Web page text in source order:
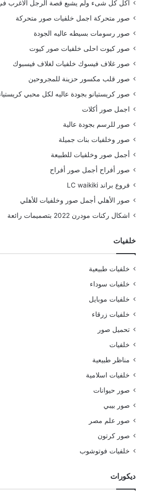
أكل كل شىء ولم يشبع قصة الرجل الاغرب فى
صور متحركة اجمل خلفيات صور متحركة
صور رسومات بسيطه عاليه الجودة
صور كيوت احلى خلفيات صور كيوت
صور غلاف فيسوك خلفيات لغلاف فيسبوك
صور قلب مكسور حزينة للمجروحين
صور كريستيانو بجودة عاليه لكل محبي
اجمل صور أكلات
صور للرسم بجودة عالية
صور وخلفيات بنات جميلة
أجمل صور وخلفيات للطبيعة
صور أفراح أجمل صور أفراح
فروع براند LC waikiki
صور الأهلي أجمل صور وخلفيات للأهلي
اشكال ركنات مودرن 2022 بتصميمات رائعة
خلفيات
خلفيات طبيعية
خلفيات سوداء
خلفيات موبايل
خلفيات زرقاء
تحميل صور
خلفيات
مناظر طبيعية
خلفيات اسلامية
صور حيوانات
صور بيبي
صور علم مصر
صور كرتون
خلفيات فوتوشوب
ديكورات